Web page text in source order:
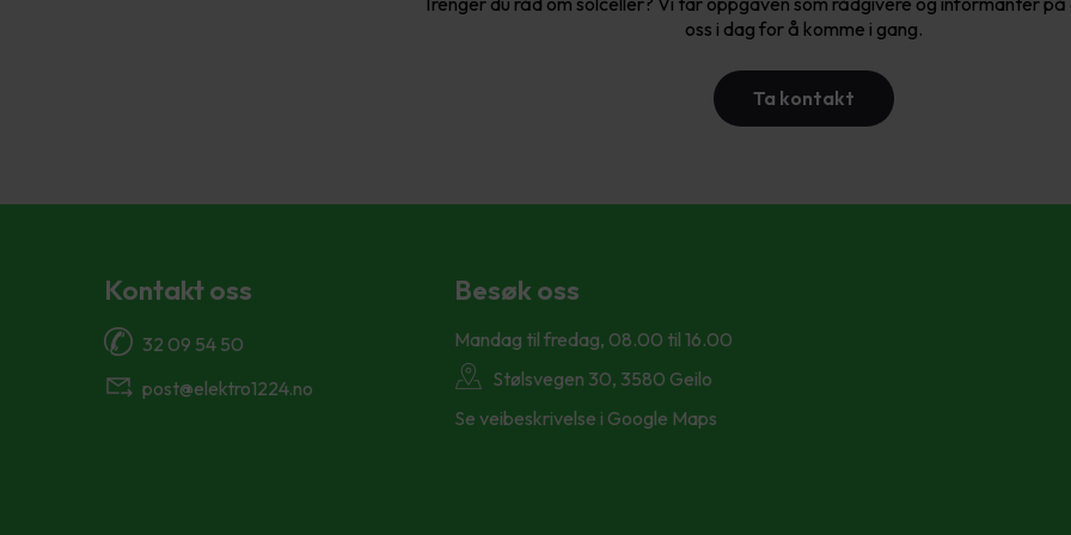
oss i dag for å komme i gang.
Ta kontakt
Kontakt oss
32 09 54 50
post@elektro1224.no
Besøk oss
Mandag til fredag, 08.00 til 16.00
Stølsvegen 30, 3580 Geilo
Se veibeskrivelse i Google Maps